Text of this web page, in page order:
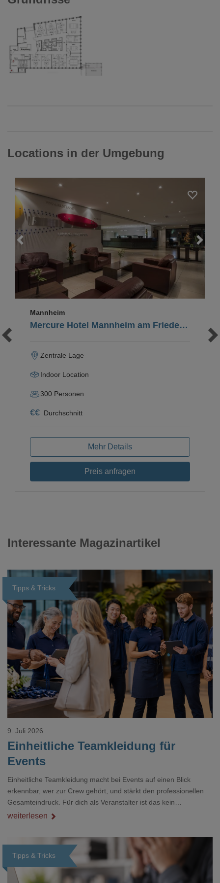
Locations in der Umgebung
Mercure Hotel Mannheim am Friedensplatz
Mannheim
Zentrale Lage
Indoor Location
300 Personen
€€ Durchschnitt
Mehr Details
Preis anfragen
Interessante Magazinartikel
Tipps & Tricks
Loading...
Einheitliche Teamkleidung für
Events
9. Juli 2026
Einheitliche Teamkleidung macht bei Events auf einen Blick
erkennbar, wer zur Crew gehört, und stärkt den professionellen
Gesamteindruck. Für dich als Veranstalter ist das kein
Nebenthema: Bei Textilien mit Stickerei oder mehreren
weiterlesen
Tipps & Tricks